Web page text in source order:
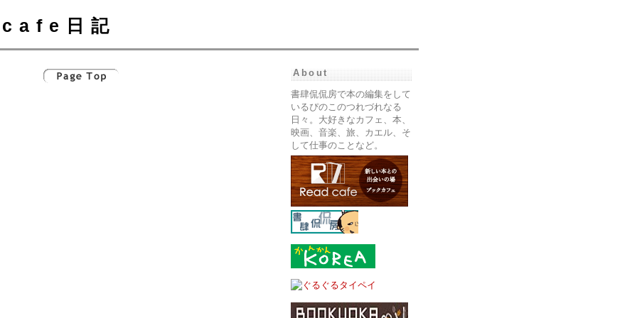
cafe日記
About
書肆侃侃房で本の編集をして
いるぴのこのつれづれなる
日々。大好きなカフェ、本、
映画、音楽、旅、カエル、そ
して仕事のことなど。